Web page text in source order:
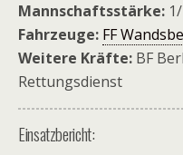
Mannschaftsstärke:
Fahrzeuge: FF
Weitere Kräfte: BF
Rettungsdienst
Einsatzbericht: